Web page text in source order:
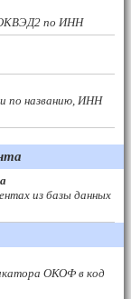
ОКВЭД2 по ИНН
по названию, ИНН
из базы данных
ОКОФ в код